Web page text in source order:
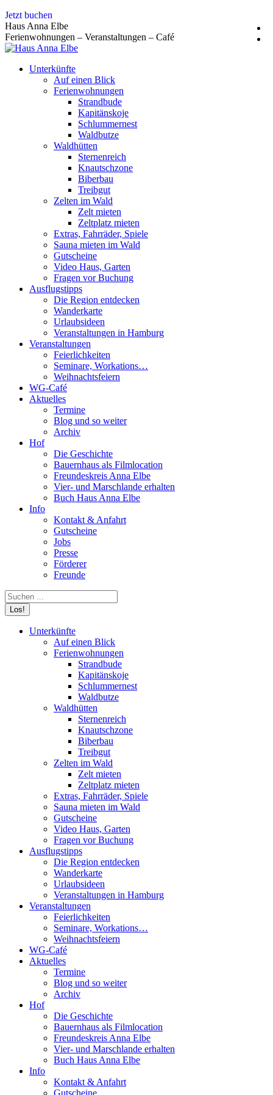
Zum
Inhalt
springen
Jetzt buchen
Haus Anna Elbe
Ferienwohnungen – Veranstaltungen – Café
Unterkünfte
Auf einen Blick
Ferienwohnungen
Strandbude
Kapitänskoje
Schlummernest
Waldbutze
Waldhütten
Sternenreich
Knautschzone
Biberbau
Treibgut
Zelten im Wald
Zelt mieten
Zeltplatz mieten
Extras, Fahrräder, Spiele
Sauna mieten im Wald
Gutscheine
Video Haus, Garten
Fragen vor Buchung
Ausflugstipps
Die Region entdecken
Wanderkarte
Urlaubsideen
Veranstaltungen in Hamburg
Veranstaltungen
Feierlichkeiten
Seminare, Workations…
Weihnachtsfeiern
WG-Café
Aktuelles
Termine
Blog und so weiter
Archiv
Hof
Die Geschichte
Bauernhaus als Filmlocation
Freundeskreis Anna Elbe
Vier- und Marschlande erhalten
Buch Haus Anna Elbe
Info
Kontakt & Anfahrt
Gutscheine
Jobs
Presse
Förderer
Freunde
Search:
Unterkünfte
Auf einen Blick
Ferienwohnungen
Strandbude
Kapitänskoje
Schlummernest
Waldbutze
Waldhütten
Sternenreich
Knautschzone
Biberbau
Treibgut
Zelten im Wald
Zelt mieten
Zeltplatz mieten
Extras, Fahrräder, Spiele
Sauna mieten im Wald
Gutscheine
Video Haus, Garten
Fragen vor Buchung
Ausflugstipps
Die Region entdecken
Wanderkarte
Urlaubsideen
Veranstaltungen in Hamburg
Veranstaltungen
Feierlichkeiten
Seminare, Workations…
Weihnachtsfeiern
WG-Café
Aktuelles
Termine
Blog und so weiter
Archiv
Hof
Die Geschichte
Bauernhaus als Filmlocation
Freundeskreis Anna Elbe
Vier- und Marschlande erhalten
Buch Haus Anna Elbe
Info
Kontakt & Anfahrt
Gutscheine